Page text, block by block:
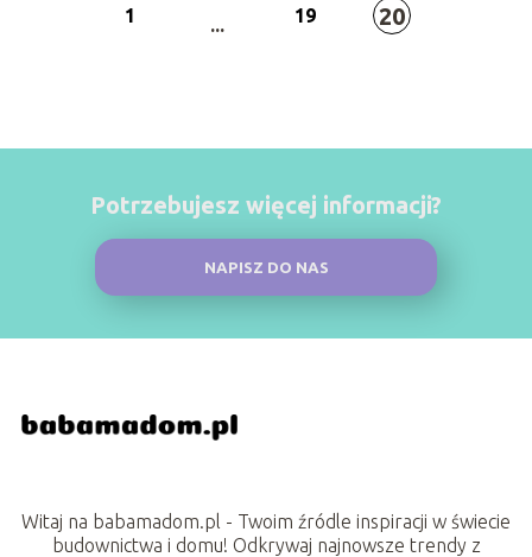
1 ... 19 20
Potrzebujesz więcej informacji?
NAPISZ DO NAS
Witaj na babamadom.pl - Twoim źródle inspiracji w świecie
budownictwa i domu! Odkrywaj najnowsze trendy z